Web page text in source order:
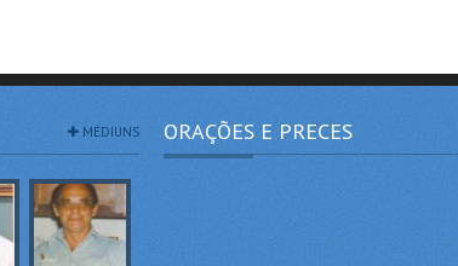
MÉDIUNS ORAÇÕES E PRECES